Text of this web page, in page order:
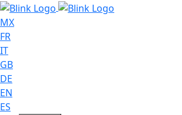
MX
FR
IT
GB
DE
EN
ES